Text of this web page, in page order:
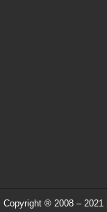
Copyright ® 2008 – 2021